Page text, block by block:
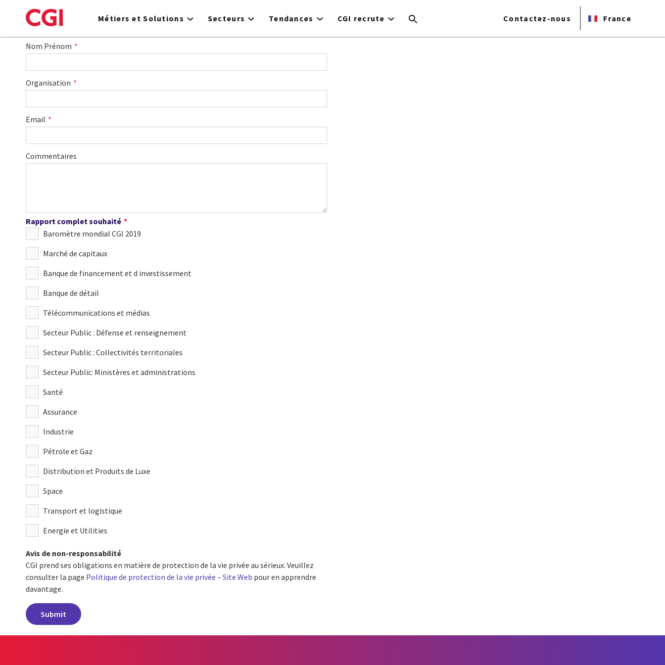
to
content
Métiers et Solutions Secteurs Tendances CGI recrute Contactez-nous France
Nom Prénom
Organisation
Email
Commentaires
Rapport complet souhaité
Baromètre mondial CGI 2019
Marché de capitaux
Banque de financement et d investissement
Banque de détail
Télécommunications et médias
Secteur Public : Défense et renseignement
Secteur Public : Collectivités territoriales
Secteur Public: Ministères et administrations
Santé
Assurance
Industrie
Pétrole et Gaz
Distribution et Produits de Luxe
Space
Transport et logistique
Energie et Utilities
Avis de non-responsabilité
CGI prend ses obligations en matière de protection de la vie privée au sérieux. Veuillez
consulter la page Politique de protection de la vie privée – Site Web pour en apprendre
davantage.